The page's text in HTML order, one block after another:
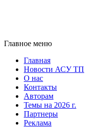
Главное меню
Главная
Новости АСУ ТП
О нас
Контакты
Авторам
Темы на 2026 г.
Партнеры
Реклама